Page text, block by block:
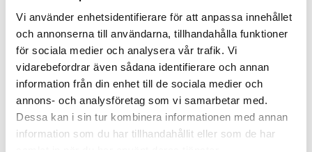
Vi använder enhetsidentifierare för att anpassa innehållet
och annonserna till användarna, tillhandahålla funktioner
för sociala medier och analysera vår trafik. Vi
vidarebefordrar även sådana identifierare och annan
information från din enhet till de sociala medier och
annons- och analysföretag som vi samarbetar med.
Dessa kan i sin tur kombinera informationen med annan
information som du har tillhandahållit eller som de har
maj (1)
mars (1)
2023
oktober (1)
2022
september (1)